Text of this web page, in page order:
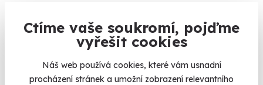
Ctíme vaše soukromí, pojďme
vyřešit cookies
Náš web používá cookies, které vám usnadní
procházení stránek a umožní zobrazení relevantního
Volný termín už 11. 08. 2026